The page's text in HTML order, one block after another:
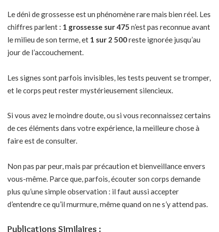
Le déni de grossesse est un phénomène rare mais bien réel. Les
chiffres parlent : 1 grossesse sur 475 n’est pas reconnue avant
le milieu de son terme, et 1 sur 2 500reste ignorée jusqu’au
jour de l’accouchement.
Les signes sont parfois invisibles, les tests peuvent se tromper,
et le corps peut rester mystérieusement silencieux.
Si vous avez le moindre doute, ou si vous reconnaissez certains
de ces éléments dans votre expérience, la meilleure chose à
faire est de consulter.
Non pas par peur, mais par précaution et bienveillance envers
vous-même. Parce que, parfois, écouter son corps demande
plus qu’une simple observation : il faut aussi accepter
d’entendre ce qu’il murmure, même quand on ne s’y attend pas.
Publications Similaires :